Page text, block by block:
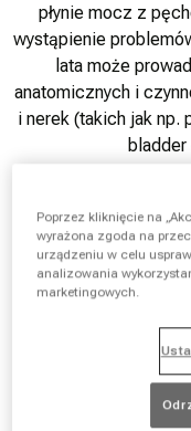
płynie mocz z
wystąpienie
lata może
anatomicznych i
i nerek (takich jak np.
Przyczyny
jasne.
Poprzez kliknięcie na
wyrażona zgoda na
urządzeniu w celu
analizowania
marketingowych.